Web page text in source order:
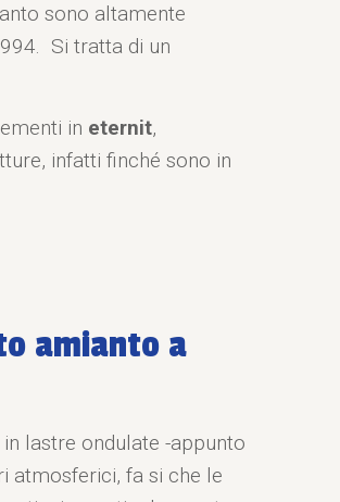
sono altamente
Si tratta di un
in eternit,
infatti finché sono in
amianto a
lastre ondulate -appunto
atmosferici, fa si che le